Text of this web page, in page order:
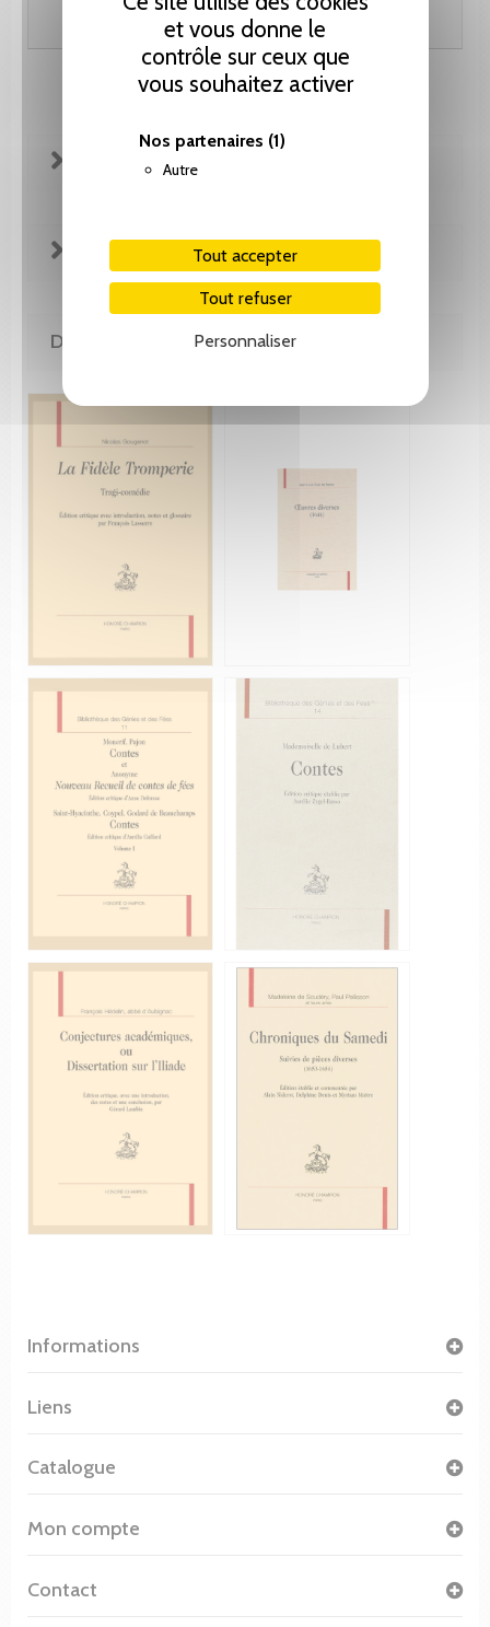
et vous donne le
contrôle sur ceux que
vous souhaitez activer
Nos partenaires (1)
Autre
Tout accepter
Tout refuser
Personnaliser
Ajouter au panier
FICHE TECHNIQUE
EXTRAITS
DE LA MÊME COLLECTION
Informations
Liens
Catalogue
Mon compte
Contact